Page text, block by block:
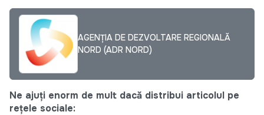
AGENȚIA DE DEZVOLTARE REGIONALĂ
NORD (ADR NORD)
Ne ajuți enorm de mult dacă distribui articolul pe
rețele sociale: